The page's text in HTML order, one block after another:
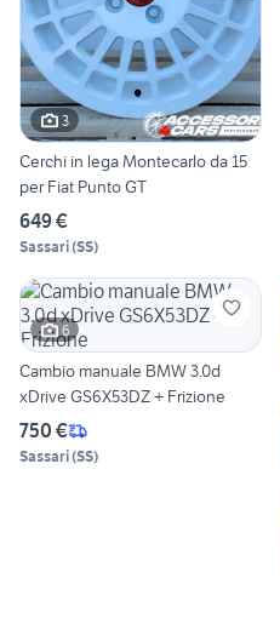
3
Cerchi in lega Montecarlo da 15
per Fiat Punto GT
649 €
Sassari(SS)
6
Cambio manuale BMW 3.0d
xDrive GS6X53DZ + Frizione
750 €
Sassari(SS)